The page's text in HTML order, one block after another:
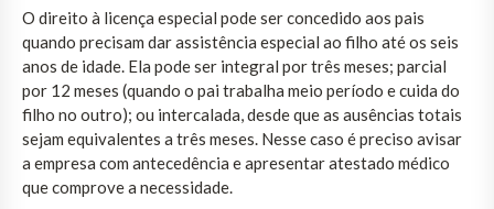
O direito à licença especial pode ser concedido aos pais
quando precisam dar assistência especial ao filho até os seis
anos de idade. Ela pode ser integral por três meses; parcial
por 12 meses (quando o pai trabalha meio período e cuida do
filho no outro); ou intercalada, desde que as ausências totais
sejam equivalentes a três meses. Nesse caso é preciso avisar
a empresa com antecedência e apresentar atestado médico
que comprove a necessidade.